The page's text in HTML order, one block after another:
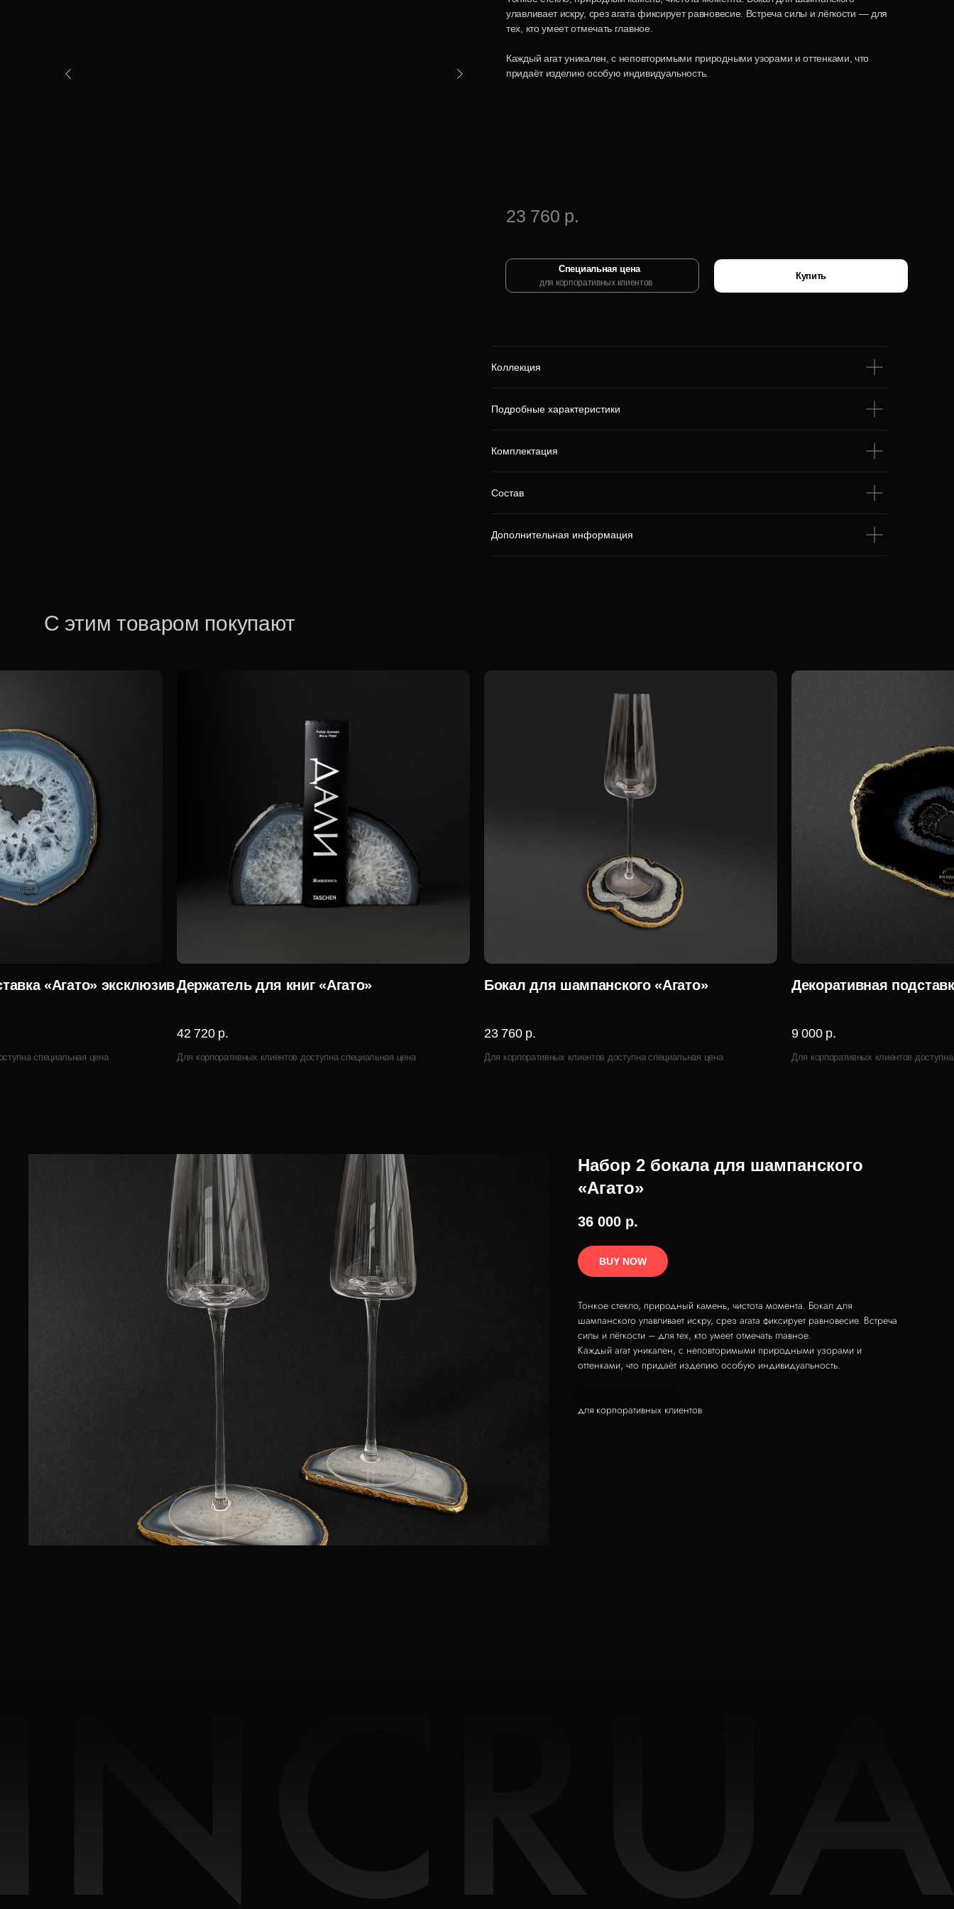
Купить
23 760 р.
улавливает искру, срез агата фиксирует равновесие. Встреча силы и лёгкости — для
тех, кто умеет отмечать главное.
Каждый агат уникален, с неповторимыми природными узорами и оттенками, что
придаёт изделию особую индивидуальность.
Специальная цена
для корпоративных клиентов
Коллекция
Подробные характеристики
Комплектация
Состав
Дополнительная информация
Декоративная
Для корпоративных клиентов
9 000 р.
Бокал для шампанского «Агато»
Для корпоративных клиентов доступна специальная цена
23 760 р.
Держатель для книг «Агато»
Для корпоративных клиентов доступна специальная цена
42 720 р.
«Агато» эксклюзив
специальная цена
С этим товаром покупают
Набор 2 бокала для шампанского
«Агато»
36 000 р.
BUY NOW
Тонкое стекло, природный камень, чистота момента. Бокал для
шампанского улавливает искру, срез агата фиксирует равновесие. Встреча
силы и лёгкости – для тех, кто умеет отмечать главное.
Каждый агат уникален, с неповторимыми природными узорами и
оттенками, что придаёт изделию особую индивидуальность.
для корпоративных клиентов